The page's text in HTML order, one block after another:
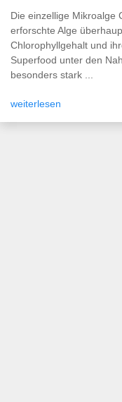
Die einzellige Mikroalge
erforschte Alge
Chlorophyllgehalt und
Superfood unter den
besonders stark ...
weiterlesen